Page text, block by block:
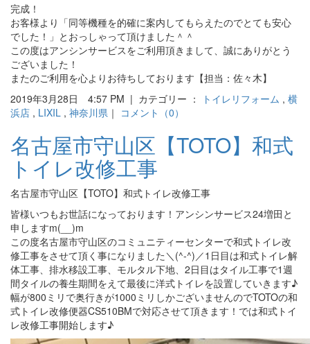
完成！
お客様より「同等機種を的確に案内してもらえたのでとても安心
でした！」とおっしゃって頂けました＾＾
この度はアンシンサービスをご利用頂きまして、誠にありがとう
ございました！
またのご利用を心よりお待ちしております【担当：佐々木】
2019年3月28日 4:57 PM | カテゴリー ：
トイレリフォーム , 横
浜店 , LIXIL , 神奈川県 ｜ コメント（0）
名古屋市守山区【TOTO】和式
トイレ改修工事
名古屋市守山区【TOTO】和式トイレ改修工事
皆様いつもお世話になっております！アンシンサービス24増田と
申しますm(__)m
この度名古屋市守山区のコミュニティーセンターで和式トイレ改
修工事をさせて頂く事になりました＼(^-^)／1日目は和式トイレ解
体工事、排水移設工事、モルタル下地、2日目はタイル工事で1週
間タイルの養生期間をえて最後に洋式トイレを設置していきます♪
幅が800ミリで奥行きが1000ミリしかございませんのでTOTOの和
式トイレ改修便器CS510BMで対応させて頂きます！では和式トイ
レ改修工事開始します♪